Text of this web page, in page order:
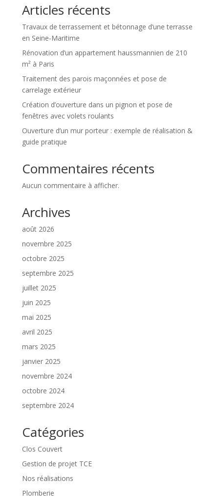
Articles récents
Travaux de terrassement et bétonnage d’une terrasse
en Seine-Maritime
Rénovation d’un appartement haussmannien de 210
m² à Paris
Traitement des parois maçonnées et pose de
carrelage extérieur
Création d’ouverture dans un pignon et pose de
fenêtres avec volets roulants
Ouverture d’un mur porteur : exemple de réalisation &
guide pratique
Commentaires récents
Aucun commentaire à afficher.
Archives
août 2026
novembre 2025
octobre 2025
septembre 2025
juillet 2025
juin 2025
mai 2025
avril 2025
mars 2025
janvier 2025
novembre 2024
octobre 2024
septembre 2024
Catégories
Clos Couvert
Gestion de projet TCE
Nos réalisations
Plomberie